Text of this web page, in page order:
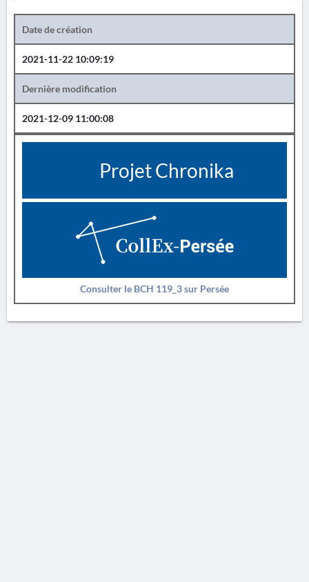
Date de création
2021-11-22 10:09:19
Dernière modification
2021-12-09 11:00:08
Projet Chronika
Consulter le BCH 119_3 sur Persée